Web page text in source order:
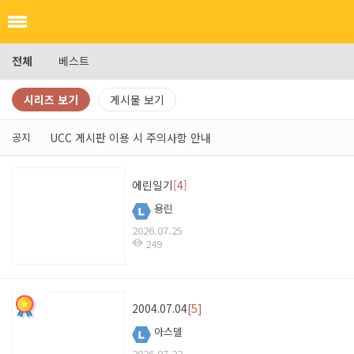
전체 베스트
시리즈 보기 게시물 보기
공지 UCC 게시판 이용 시 주의사항 안내
에린일기[4]
용린
2026.07.25
249
2004.07.04[5]
아스델